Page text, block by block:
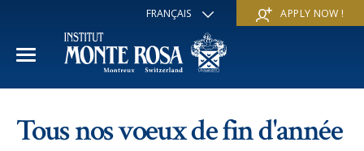
FRANÇAIS
DEUTSCH
日本
APPLY NOW !
Tous nos voeux de fin d'année